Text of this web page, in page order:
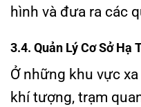
hình và đưa ra các
3.4. Quản Lý Cơ Sở Hạ
Ở những khu vực
khí tượng, trạm